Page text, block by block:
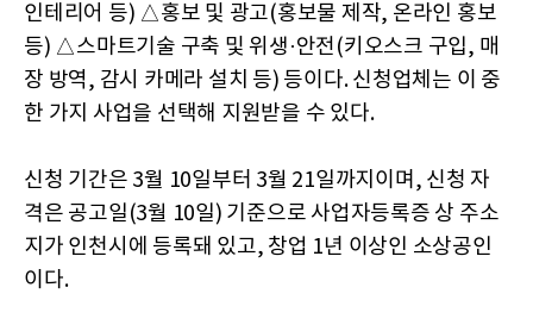
인테리어 등) △홍보 및 광고(홍보물 제작, 온라인 홍보
등) △스마트기술 구축 및 위생·안전(키오스크 구입, 매
장 방역, 감시 카메라 설치 등) 등이다. 신청업체는 이 중
한 가지 사업을 선택해 지원받을 수 있다.
신청 기간은 3월 10일부터 3월 21일까지이며, 신청 자
격은 공고일(3월 10일) 기준으로 사업자등록증 상 주소
지가 인천시에 등록돼 있고, 창업 1년 이상인 소상공인
이다.